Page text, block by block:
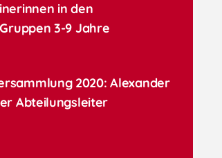
in den
3-9 Jahre
2020: Alexander
Abteilungsleiter